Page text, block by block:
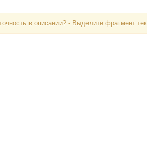
в описании? - Выделите фрагмент